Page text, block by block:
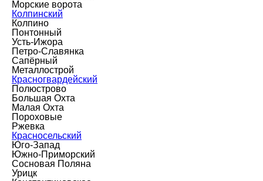
Морские ворота
Колпинский
Колпино
Понтонный
Усть-Ижора
Петро-Славянка
Сапёрный
Металлострой
Красногвардейский
Полюстрово
Большая Охта
Малая Охта
Пороховые
Ржевка
Красносельский
Юго-Запад
Южно-Приморский
Сосновая Поляна
Урицк